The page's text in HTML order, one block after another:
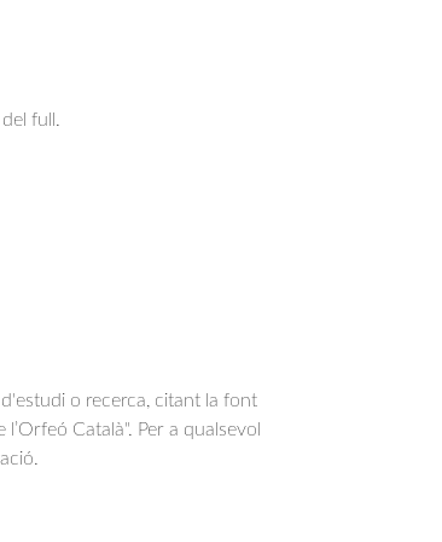
full.
o recerca, citant la font
Català". Per a qualsevol